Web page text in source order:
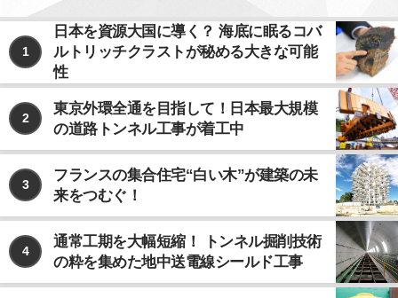
1
日本を資源大国に導く？ 海底に眠るコバ
ルトリッチクラストが秘める大きな可能
性
2
東京外環全通を目指して！日本最大規模
の道路トンネル工事が着工中
3
フランスの集合住宅“白い木”が建築の未
来をつむぐ！
4
通常工期を大幅短縮！ トンネル掘削技術
の粋を集めた地中送電線シールド工事